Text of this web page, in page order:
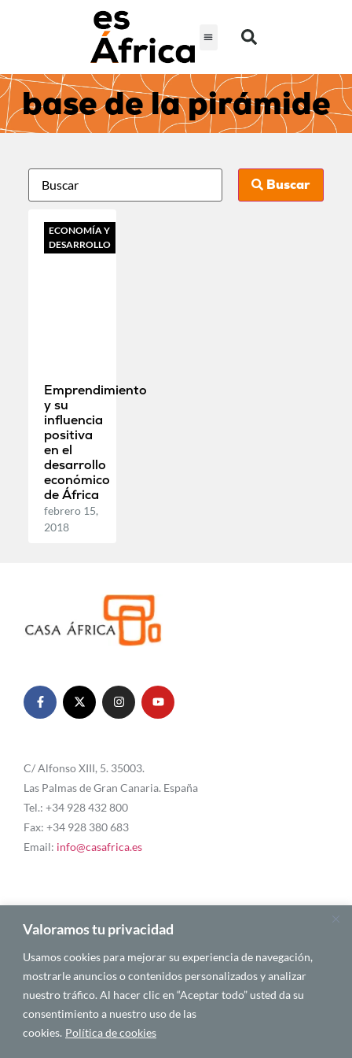
Valoramos tu privacidad
Usamos cookies para mejorar su experiencia de navegación,
mostrarle anuncios o contenidos personalizados y analizar
nuestro tráfico. Al hacer clic en “Aceptar todo” usted da su
consentimiento a nuestro uso de las
cookies. Política de cookies
base de la pirámide
Buscar
ECONOMÍA Y
DESARROLLO
Emprendimiento
y su
influencia
positiva
en el
desarrollo
económico
de África
febrero 15,
2018
C/ Alfonso XIII, 5. 35003.
Las Palmas de Gran Canaria. España
Tel.: +34 928 432 800
Fax: +34 928 380 683
Email: info@casafrica.es
Blog
Quiénes somos
Autores
Español